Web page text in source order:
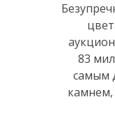
83
самым